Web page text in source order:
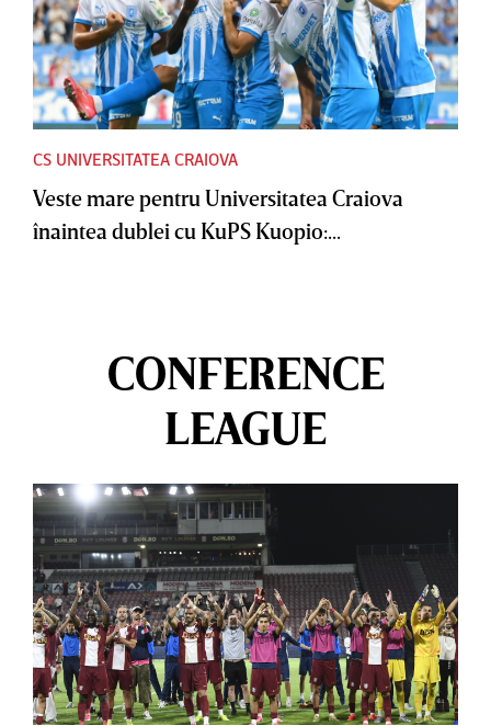
CS UNIVERSITATEA CRAIOVA
Veste mare pentru Universitatea Craiova
înaintea dublei cu KuPS Kuopio:...
CONFERENCE
LEAGUE